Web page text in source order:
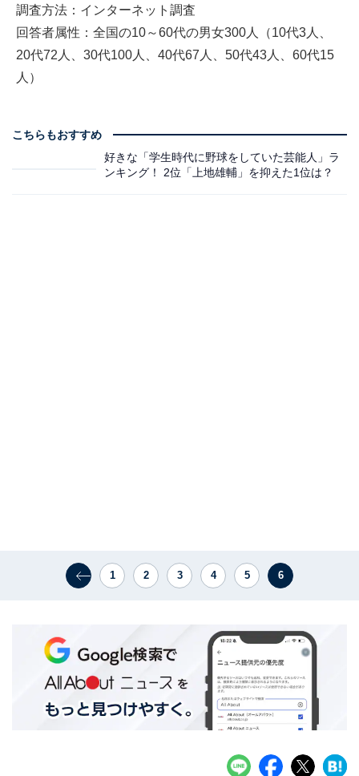
調査方法：インターネット調査
回答者属性：全国の10～60代の男女300人（10代3人、
20代72人、30代100人、40代67人、50代43人、60代15
人）
こちらもおすすめ
好きな「学生時代に野球をしていた芸能人」ラ
ンキング！ 2位「上地雄輔」を抑えた1位は？
1 2 3 4 5 6